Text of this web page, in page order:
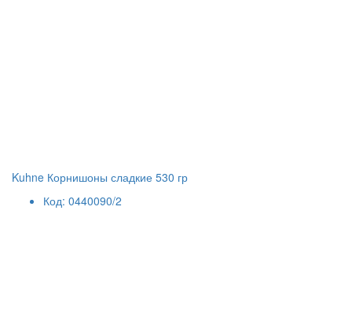
Kuhne Корнишоны сладкие 530 гр
Код: 0440090/2